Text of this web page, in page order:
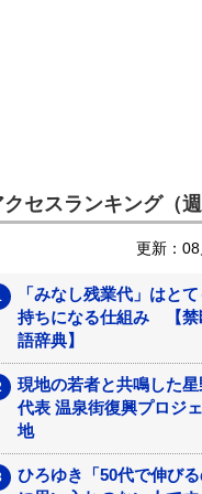
セスランキング（週
更新：
「みなし残業代」はと
持ちになる仕組み 【禁
語辞典】
現地の若者と共鳴した星
代表 温泉街復興プロジ
地
ひろゆき「50代で伸び